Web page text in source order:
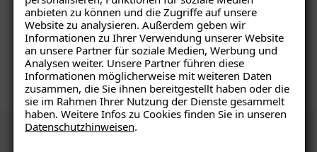
anbieten zu können und die Zugriffe auf unsere
Website zu analysieren. Außerdem geben wir
Informationen zu Ihrer Verwendung unserer Website
an unsere Partner für soziale Medien, Werbung und
Analysen weiter. Unsere Partner führen diese
Informationen möglicherweise mit weiteren Daten
zusammen, die Sie ihnen bereitgestellt haben oder die
sie im Rahmen Ihrer Nutzung der Dienste gesammelt
haben. Weitere Infos zu Cookies finden Sie in unseren
Datenschutzhinweisen.
Wir suchen
Dich!
Ratgeber „Sofort-Tipps gegen
Feuchtigkeit“
– jetzt kostenlos
herunterladen!